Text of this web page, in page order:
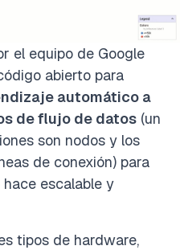
el equipo de Google
abierto para
automático a
de flujo de datos (un
son nodos y los
de conexión) para
escalable y
tipos de hardware,